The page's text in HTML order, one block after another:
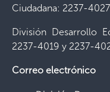
Ciudadana: 2237-
División Desarrollo
2237-4019 y 2237-
Correo electrónico